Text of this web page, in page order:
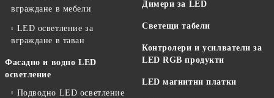
вграждане в мебели
LED осветление за
вграждане в таван
Фасадно и водно LED
осветление
Подводно LED осветление
Димери за LED
Светещи табели
Контролери и усилватели за
LED RGB продукти
LED магнитни платки